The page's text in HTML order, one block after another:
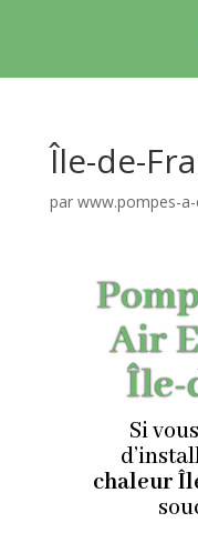
Île-de-
par www.pompes-
Air
Île-
Si
chaleur